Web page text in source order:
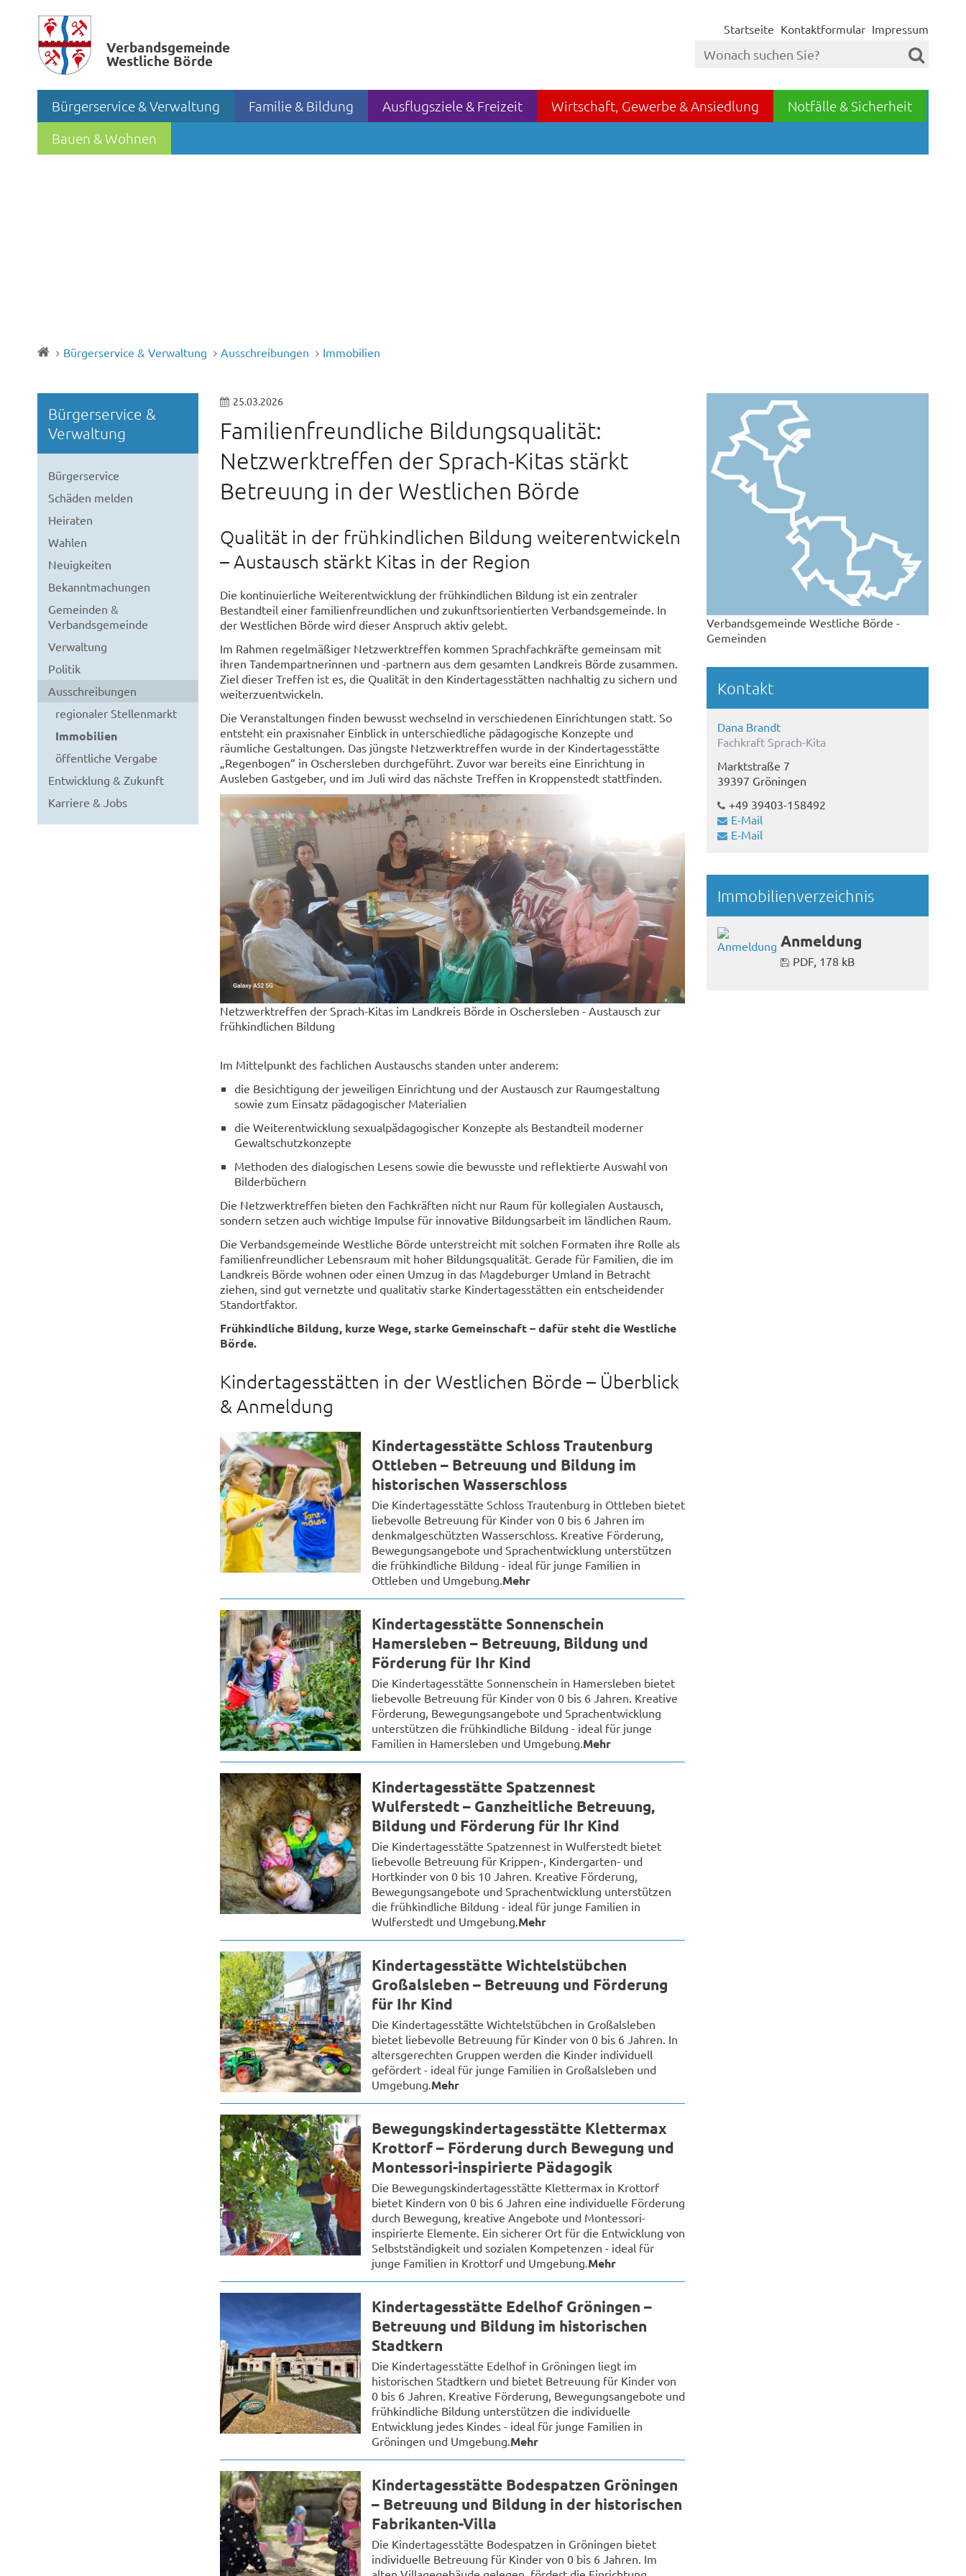
Verbands­gemeinde
Westliche Börde
Startseite Kontaktformular Impressum
Bürgerservice & Verwaltung Familie & Bildung Ausflugsziele & Freizeit Wirtschaft, Gewerbe & Ansiedlung
Notfälle & Sicherheit
Bauen & Wohnen
Bürgerservice & Verwaltung Ausschreibungen Immobilien
Bürgerservice &
Verwaltung
Bürgerservice
Schäden melden
Heiraten
Wahlen
Neuigkeiten
Bekanntmachungen
Gemeinden &
Verbandsgemeinde
Verwaltung
Politik
Ausschreibungen
regionaler Stellenmarkt
Immobilien
öffentliche Vergabe
Entwicklung & Zukunft
Karriere & Jobs
25.03.2026
Familienfreundliche Bildungsqualität:
Netzwerktreffen der Sprach-Kitas stärkt
Betreuung in der Westlichen Börde
Qualität in der frühkindlichen Bildung weiterentwickeln
– Austausch stärkt Kitas in der Region
Die kontinuierliche Weiterentwicklung der frühkindlichen Bildung ist ein zentraler
Bestandteil einer familienfreundlichen und zukunftsorientierten Verbandsgemeinde. In
der Westlichen Börde wird dieser Anspruch aktiv gelebt.
Im Rahmen regelmäßiger Netzwerktreffen kommen Sprachfachkräfte gemeinsam mit
ihren Tandempartnerinnen und -partnern aus dem gesamten Landkreis Börde zusammen.
Ziel dieser Treffen ist es, die Qualität in den Kindertagesstätten nachhaltig zu sichern und
weiterzuentwickeln.
Die Veranstaltungen finden bewusst wechselnd in verschiedenen Einrichtungen statt. So
entsteht ein praxisnaher Einblick in unterschiedliche pädagogische Konzepte und
räumliche Gestaltungen. Das jüngste Netzwerktreffen wurde in der Kindertagesstätte
„Regenbogen“ in Oschersleben durchgeführt. Zuvor war bereits eine Einrichtung in
Ausleben Gastgeber, und im Juli wird das nächste Treffen in Kroppenstedt stattfinden.
Netzwerktreffen der Sprach-Kitas im Landkreis Börde in Oschersleben - Austausch zur
frühkindlichen Bildung
Im Mittelpunkt des fachlichen Austauschs standen unter anderem:
die Besichtigung der jeweiligen Einrichtung und der Austausch zur Raumgestaltung
sowie zum Einsatz pädagogischer Materialien
die Weiterentwicklung sexualpädagogischer Konzepte als Bestandteil moderner
Gewaltschutzkonzepte
Methoden des dialogischen Lesens sowie die bewusste und reflektierte Auswahl von
Bilderbüchern
Die Netzwerktreffen bieten den Fachkräften nicht nur Raum für kollegialen Austausch,
sondern setzen auch wichtige Impulse für innovative Bildungsarbeit im ländlichen Raum.
Die Verbandsgemeinde Westliche Börde unterstreicht mit solchen Formaten ihre Rolle als
familienfreundlicher Lebensraum mit hoher Bildungsqualität. Gerade für Familien, die im
Landkreis Börde wohnen oder einen Umzug in das Magdeburger Umland in Betracht
ziehen, sind gut vernetzte und qualitativ starke Kindertagesstätten ein entscheidender
Standortfaktor.
Frühkindliche Bildung, kurze Wege, starke Gemeinschaft – dafür steht die Westliche
Börde.
Kindertagesstätten in der Westlichen Börde – Überblick
& Anmeldung
Kindertagesstätte Schloss Trautenburg
Ottleben – Betreuung und Bildung im
historischen Wasserschloss
Die Kindertagesstätte Schloss Trautenburg in Ottleben bietet
liebevolle Betreuung für Kinder von 0 bis 6 Jahren im
denkmalgeschützten Wasserschloss. Kreative Förderung,
Bewegungsangebote und Sprachentwicklung unterstützen
die frühkindliche Bildung - ideal für junge Familien in
Ottleben und Umgebung. Mehr
Kindertagesstätte Sonnenschein
Hamersleben – Betreuung, Bildung und
Förderung für Ihr Kind
Die Kindertagesstätte Sonnenschein in Hamersleben bietet
liebevolle Betreuung für Kinder von 0 bis 6 Jahren. Kreative
Förderung, Bewegungsangebote und Sprachentwicklung
unterstützen die frühkindliche Bildung - ideal für junge
Familien in Hamersleben und Umgebung. Mehr
Kindertagesstätte Spatzennest
Wulferstedt – Ganzheitliche Betreuung,
Bildung und Förderung für Ihr Kind
Die Kindertagesstätte Spatzennest in Wulferstedt bietet
liebevolle Betreuung für Krippen-, Kindergarten- und
Hortkinder von 0 bis 10 Jahren. Kreative Förderung,
Bewegungsangebote und Sprachentwicklung unterstützen
die frühkindliche Bildung - ideal für junge Familien in
Wulferstedt und Umgebung. Mehr
Kindertagesstätte Wichtelstübchen
Großalsleben – Betreuung und Förderung
für Ihr Kind
Die Kindertagesstätte Wichtelstübchen in Großalsleben
bietet liebevolle Betreuung für Kinder von 0 bis 6 Jahren. In
altersgerechten Gruppen werden die Kinder individuell
gefördert - ideal für junge Familien in Großalsleben und
Umgebung. Mehr
Bewegungskindertagesstätte Klettermax
Krottorf – Förderung durch Bewegung und
Montessori-inspirierte Pädagogik
Die Bewegungskindertagesstätte Klettermax in Krottorf
bietet Kindern von 0 bis 6 Jahren eine individuelle Förderung
durch Bewegung, kreative Angebote und Montessori-
inspirierte Elemente. Ein sicherer Ort für die Entwicklung von
Selbstständigkeit und sozialen Kompetenzen - ideal für
junge Familien in Krottorf und Umgebung. Mehr
Kindertagesstätte Edelhof Gröningen –
Betreuung und Bildung im historischen
Stadtkern
Die Kindertagesstätte Edelhof in Gröningen liegt im
historischen Stadtkern und bietet Betreuung für Kinder von
0 bis 6 Jahren. Kreative Förderung, Bewegungsangebote und
frühkindliche Bildung unterstützen die individuelle
Entwicklung jedes Kindes - ideal für junge Familien in
Gröningen und Umgebung. Mehr
Kindertagesstätte Bodespatzen Gröningen
– Betreuung und Bildung in der historischen
Fabrikanten-Villa
Die Kindertagesstätte Bodespatzen in Gröningen bietet
individuelle Betreuung für Kinder von 0 bis 6 Jahren. Im
Verbandsgemeinde Westliche Börde -
Gemeinden
Kontakt
Dana Brandt
Fachkraft Sprach-Kita
Marktstraße 7
39397 Gröningen
+49 39403-158492
E-Mail
E-Mail
Immobilienverzeichnis
Anmeldung
PDF, 178 kB